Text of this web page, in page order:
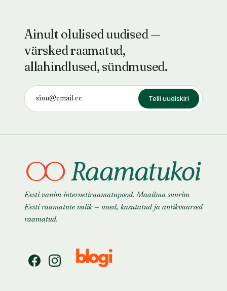
Ainult olulised uudised —
värsked raamatud,
allahindlused, sündmused.
Telli uudiskiri
Eesti vanim internetiraamatupood. Maailma suurim
Eesti raamatute valik — uued, kasutatud ja antikvaarsed
raamatud.